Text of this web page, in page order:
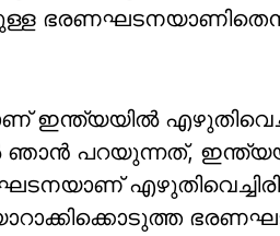
ഞാന്‍ പറയുന്നത്,